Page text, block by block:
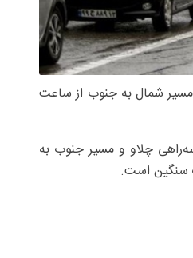
مسیر شمال به جنوب از ساعت
چلاو و مسیر جنوب به